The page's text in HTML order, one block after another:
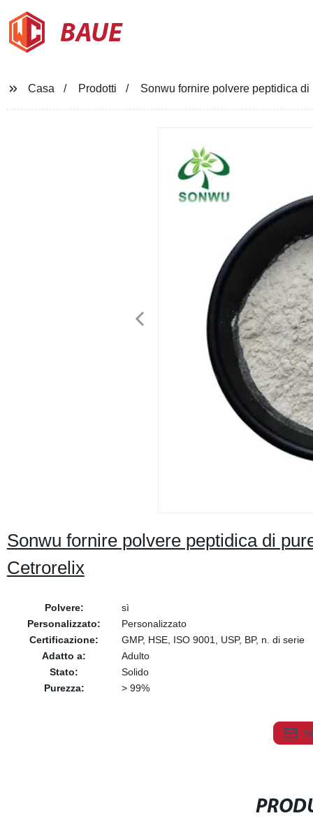
BAUE
Casa Prodotti Sonwu fornire polvere peptidica
Sonwu fornire polvere peptidica di
Cetrorelix
Polvere:
sì
Personalizzato:
Personalizzato
Certificazione:
GMP, HSE, ISO 9001, USP, BP, n. di serie
Adatto a:
Adulto
Stato:
Solido
Purezza:
> 99%